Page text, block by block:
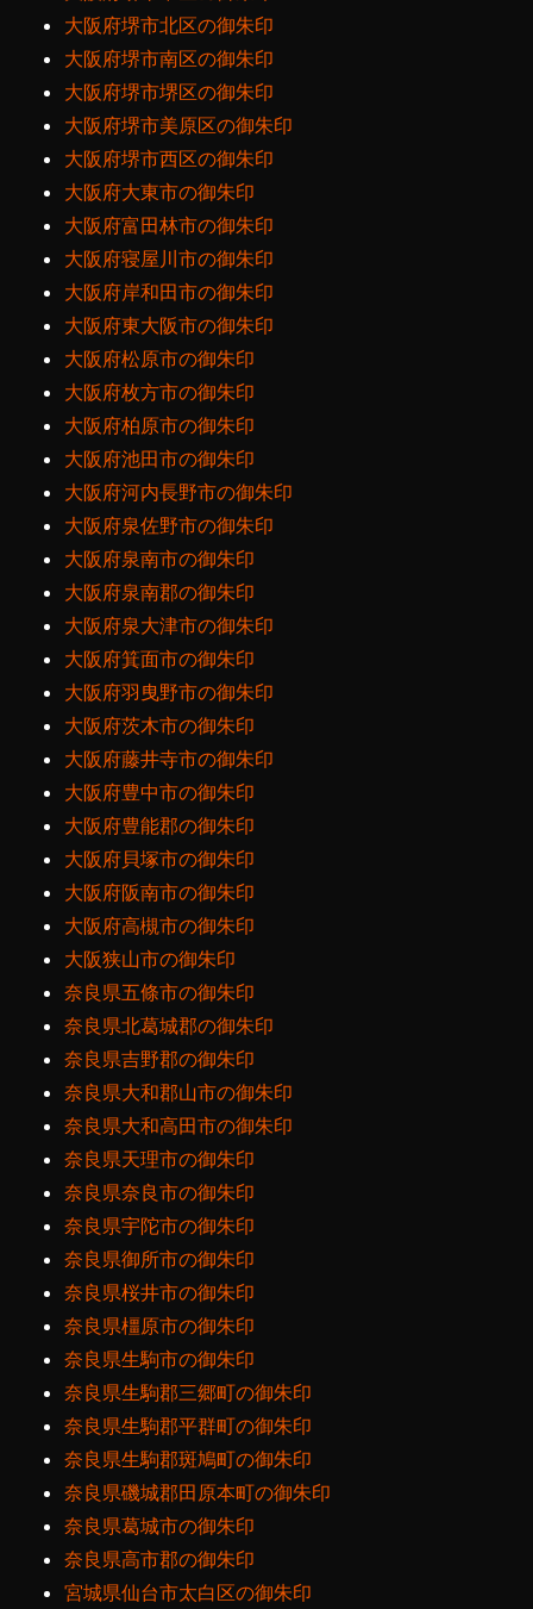
大阪府堺市北区の御朱印
大阪府堺市南区の御朱印
大阪府堺市堺区の御朱印
大阪府堺市美原区の御朱印
大阪府堺市西区の御朱印
大阪府大東市の御朱印
大阪府富田林市の御朱印
大阪府寝屋川市の御朱印
大阪府岸和田市の御朱印
大阪府東大阪市の御朱印
大阪府松原市の御朱印
大阪府枚方市の御朱印
大阪府柏原市の御朱印
大阪府池田市の御朱印
大阪府河内長野市の御朱印
大阪府泉佐野市の御朱印
大阪府泉南市の御朱印
大阪府泉南郡の御朱印
大阪府泉大津市の御朱印
大阪府箕面市の御朱印
大阪府羽曳野市の御朱印
大阪府茨木市の御朱印
大阪府藤井寺市の御朱印
大阪府豊中市の御朱印
大阪府豊能郡の御朱印
大阪府貝塚市の御朱印
大阪府阪南市の御朱印
大阪府高槻市の御朱印
大阪狭山市の御朱印
奈良県五條市の御朱印
奈良県北葛城郡の御朱印
奈良県吉野郡の御朱印
奈良県大和郡山市の御朱印
奈良県大和高田市の御朱印
奈良県天理市の御朱印
奈良県奈良市の御朱印
奈良県宇陀市の御朱印
奈良県御所市の御朱印
奈良県桜井市の御朱印
奈良県橿原市の御朱印
奈良県生駒市の御朱印
奈良県生駒郡三郷町の御朱印
奈良県生駒郡平群町の御朱印
奈良県生駒郡斑鳩町の御朱印
奈良県磯城郡田原本町の御朱印
奈良県葛城市の御朱印
奈良県高市郡の御朱印
宮城県仙台市太白区の御朱印